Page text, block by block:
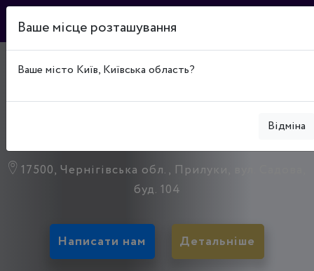
ПРИЛУЦЬКОЇ МІСЬКОЇ
РАДИ ЧЕРНІГІВСЬКОЇ
17500, Чернігівська обл., Прилуки, вул. Садова,
буд. 104
Написати нам Детальніше
Ваше місце розташування
Ваше місто Київ, Київська область?
Відміна